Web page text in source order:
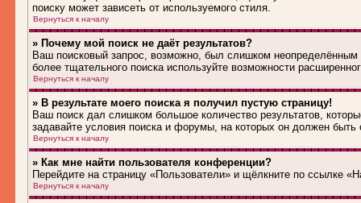
поиску может зависеть от используемого стиля.
Вернуться к началу
» Почему мой поиск не даёт результатов?
Ваш поисковый запрос, возможно, был слишком
более тщательного поиска используйте возможности
Вернуться к началу
» В результате моего поиска я получил пустую страницу!
Ваш поиск дал слишком большое количество результатов,
задавайте условия поиска и форумы, на которых он должен быть
Вернуться к началу
» Как мне найти пользователя конференции?
Перейдите на страницу «Пользователи» и щёлкните по ссылке
Вернуться к началу